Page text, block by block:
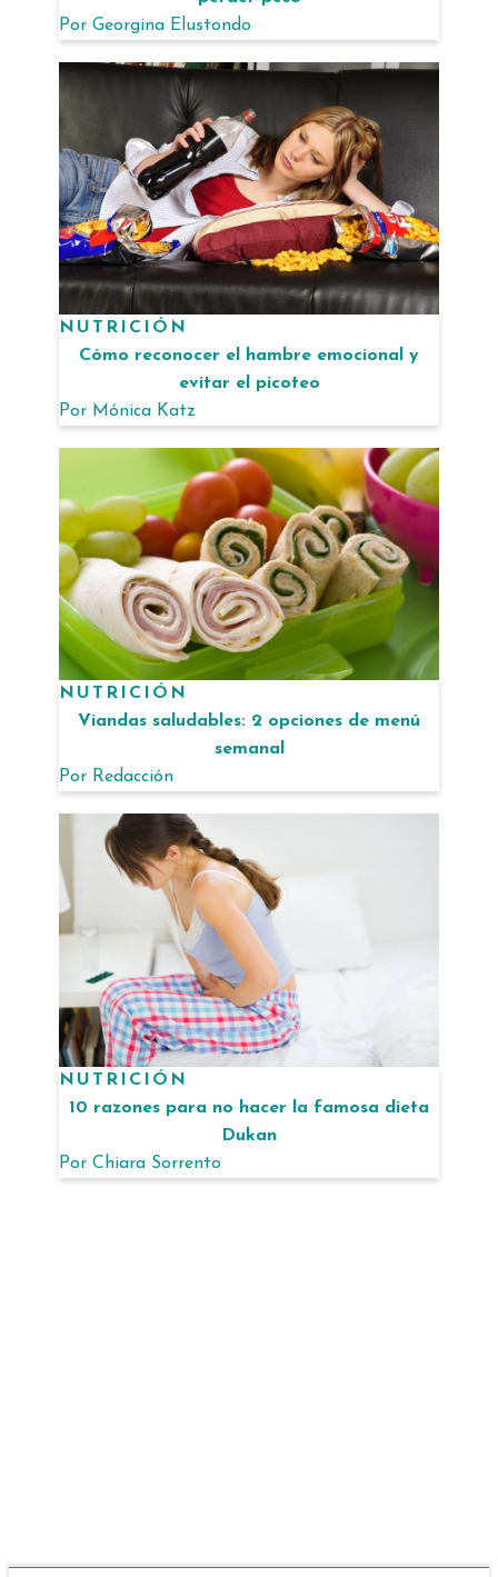
Por Georgina Elustondo
NUTRICIÓN
Cómo reconocer el hambre emocional y
evitar el picoteo
Por Mónica Katz
NUTRICIÓN
Viandas saludables: 2 opciones de menú
semanal
Por Redacción
NUTRICIÓN
10 razones para no hacer la famosa dieta
Dukan
Por Chiara Sorrento